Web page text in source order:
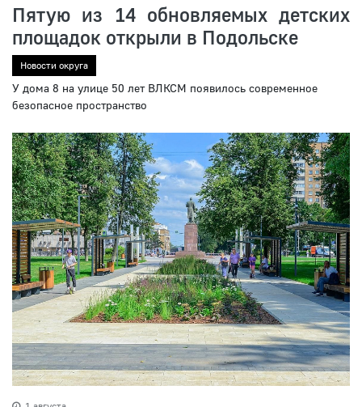
Пятую из 14 обновляемых детских
площадок открыли в Подольске
Новости округа
У дома 8 на улице 50 лет ВЛКСМ появилось современное
безопасное пространство